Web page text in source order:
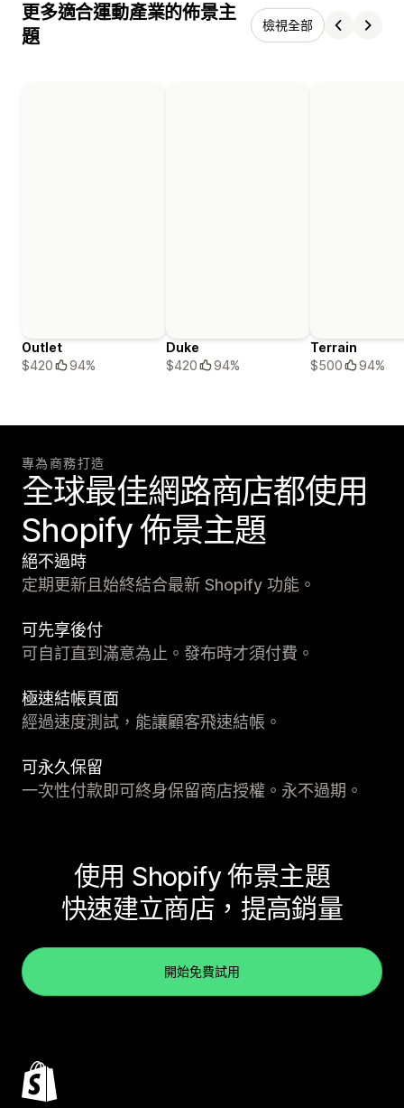
更多適合運動產業的佈景主
題
檢視全部
Outlet
$420
94%
Duke
$420
94%
Terrain
$500
94%
專為商務打造
全球最佳網路商店都使用
Shopify 佈景主題
絕不過時
定期更新且始終結合最新 Shopify 功能。
可先享後付
可自訂直到滿意為止。發布時才須付費。
極速結帳頁面
經過速度測試，能讓顧客飛速結帳。
可永久保留
一次性付款即可終身保留商店授權。永不過期。
使用 Shopify 佈景主題
快速建立商店，提高銷量
開始免費試用